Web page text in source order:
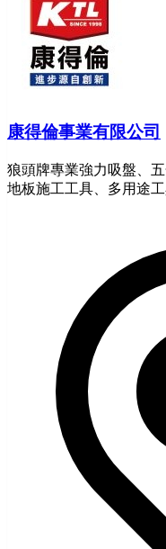
康得倫事業有限公司
狼頭牌專業強力吸盤、
地板施工工具、多用途